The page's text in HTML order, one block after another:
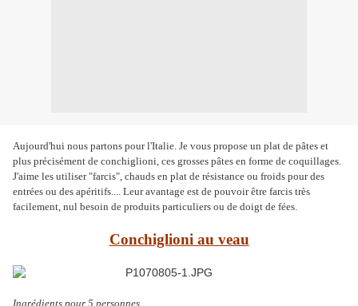
Aujourd'hui nous partons pour l'Italie. Je vous propose un plat de pâtes et
plus précisément de conchiglioni, ces grosses pâtes en forme de coquillages.
J'aime les utiliser "farcis", chauds en plat de résistance ou froids pour des
entrées ou des apéritifs.... Leur avantage est de pouvoir être farcis très
facilement, nul besoin de produits particuliers ou de doigt de fées.
Conchiglioni au veau
Ingrédients pour 5 personnes